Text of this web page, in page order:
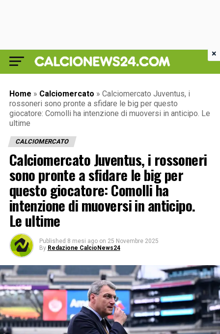
Home » Calciomercato » Calciomercato Juventus, i
rossoneri sono pronte a sfidare le big per questo
giocatore: Comolli ha intenzione di muoversi in anticipo. Le
ultime
CALCIOMERCATO
Calciomercato Juventus, i rossoneri
sono pronte a sfidare le big per
questo giocatore: Comolli ha
intenzione di muoversi in anticipo.
Le ultime
Published 8 mesi ago on 25 Novembre 2025
By Redazione CalcioNews24
×